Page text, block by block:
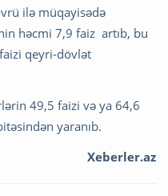
ilə müqayisədə
həcmi 7,9 faiz artıb, bu
qeyri-dövlət
49,5 faizi və ya 64,6
yaranıb.
Xeberler.az